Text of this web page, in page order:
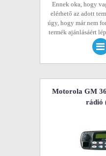
Ennek oka, hogy
elérhető az adott
úgy, hogy már nem
termék ajánlásáért
Motorola GM
rádió